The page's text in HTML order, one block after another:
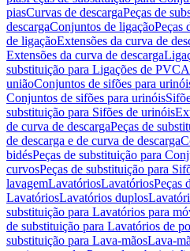
piasCurvas de descargaPeças de
descargaConjuntos de ligaçãoPeças
de ligaçãoExtensões da curva de
Extensões da curva de descarga
substituição para Ligações de PVC
uniãoConjuntos de sifões para
Conjuntos de sifões para urinóis
substituição para Sifões de urinóis
de curva de descargaPeças de
de descarga e de curva de descarga
bidésPeças de substituição para
curvosPeças de substituição para
lavagemLavatóriosLavatóriosPeças
LavatóriosLavatórios duplos
substituição para Lavatórios para
de substituição para Lavatórios de
substituição para Lava-mãosLava-